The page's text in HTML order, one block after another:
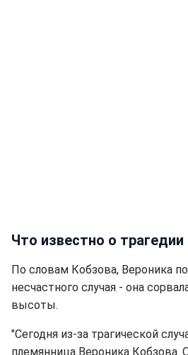
Что известно о трагедии
По словам Кобзова, Вероника
несчастного случая - она
высоты.
"Сегодня из-за трагической
племянница Вероника Кобзова.